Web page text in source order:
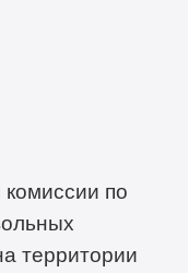
по
территории